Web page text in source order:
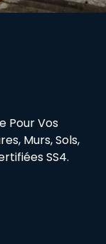
Pour Vos
Murs, Sols,
SS4.